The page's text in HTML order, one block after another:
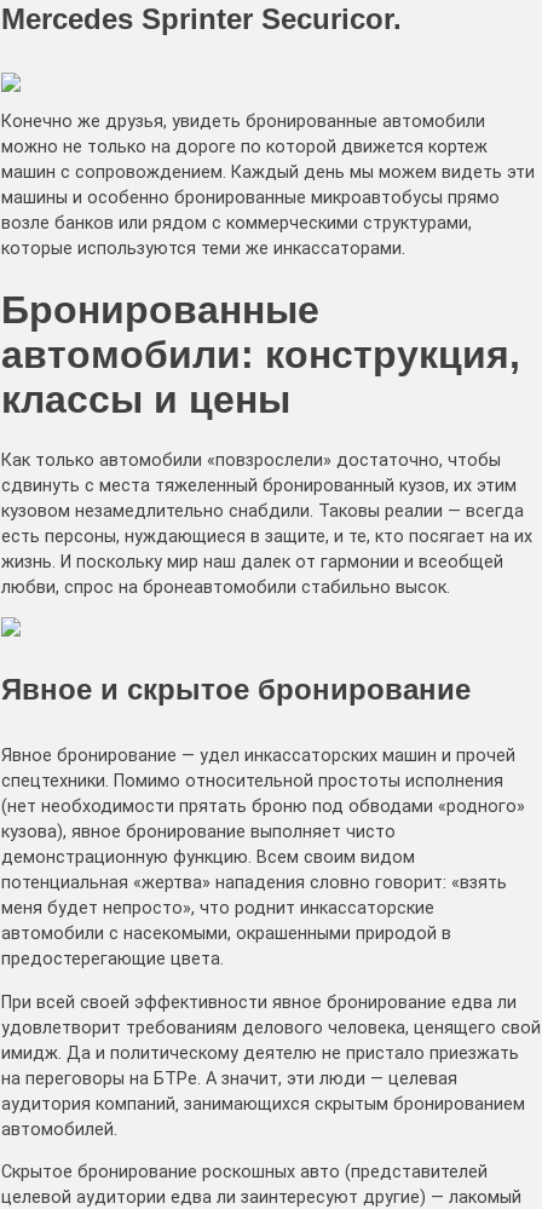
Mercedes Sprinter Securicor.
Конечно же друзья, увидеть бронированные автомобили
можно не только на дороге по которой движется кортеж
машин с сопровождением. Каждый день мы можем видеть эти
машины и особенно бронированные микроавтобусы прямо
возле банков или рядом с коммерческими структурами,
которые используются теми же инкассаторами.
Бронированные
автомобили: конструкция,
классы и цены
Как только автомобили «повзрослели» достаточно, чтобы
сдвинуть с места тяжеленный бронированный кузов, их этим
кузовом незамедлительно снабдили. Таковы реалии — всегда
есть персоны, нуждающиеся в защите, и те, кто посягает на их
жизнь. И поскольку мир наш далек от гармонии и всеобщей
любви, спрос на бронеавтомобили стабильно высок.
Явное и скрытое бронирование
Явное бронирование — удел инкассаторских машин и прочей
спецтехники. Помимо относительной простоты исполнения
(нет необходимости прятать броню под обводами «родного»
кузова), явное бронирование выполняет чисто
демонстрационную функцию. Всем своим видом
потенциальная «жертва» нападения словно говорит: «взять
меня будет непросто», что роднит инкассаторские
автомобили с насекомыми, окрашенными природой в
предостерегающие цвета.
При всей своей эффективности явное бронирование едва ли
удовлетворит требованиям делового человека, ценящего свой
имидж. Да и политическому деятелю не пристало приезжать
на переговоры на БТРе. А значит, эти люди — целевая
аудитория компаний‚ занимающихся скрытым бронированием
автомобилей.
Скрытое бронирование роскошных авто (представителей
целевой аудитории едва ли заинтересуют другие) — лакомый